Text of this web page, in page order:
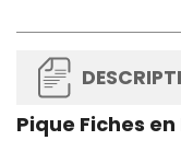
Pique Fiches